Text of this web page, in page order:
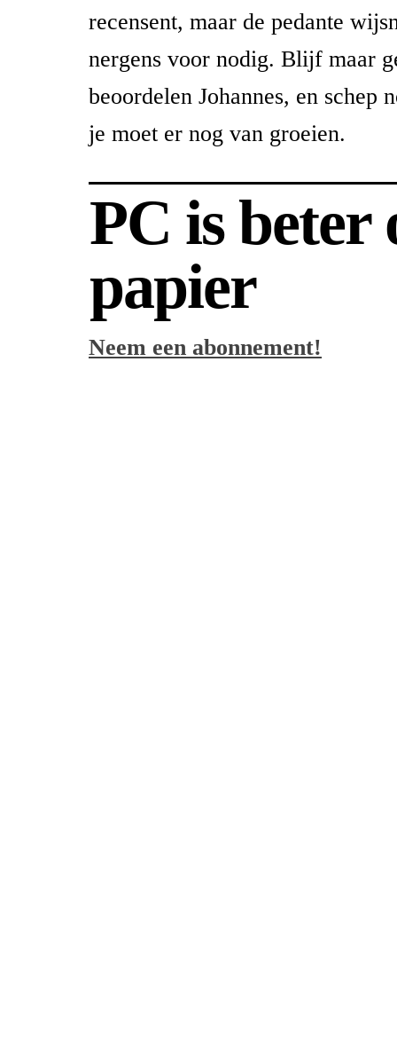
recensent, maar de pedante
nergens voor nodig. Blijf maar
beoordelen Johannes, en schep
je moet er nog van groeien.
PC is beter
papier
Neem een abonnement!